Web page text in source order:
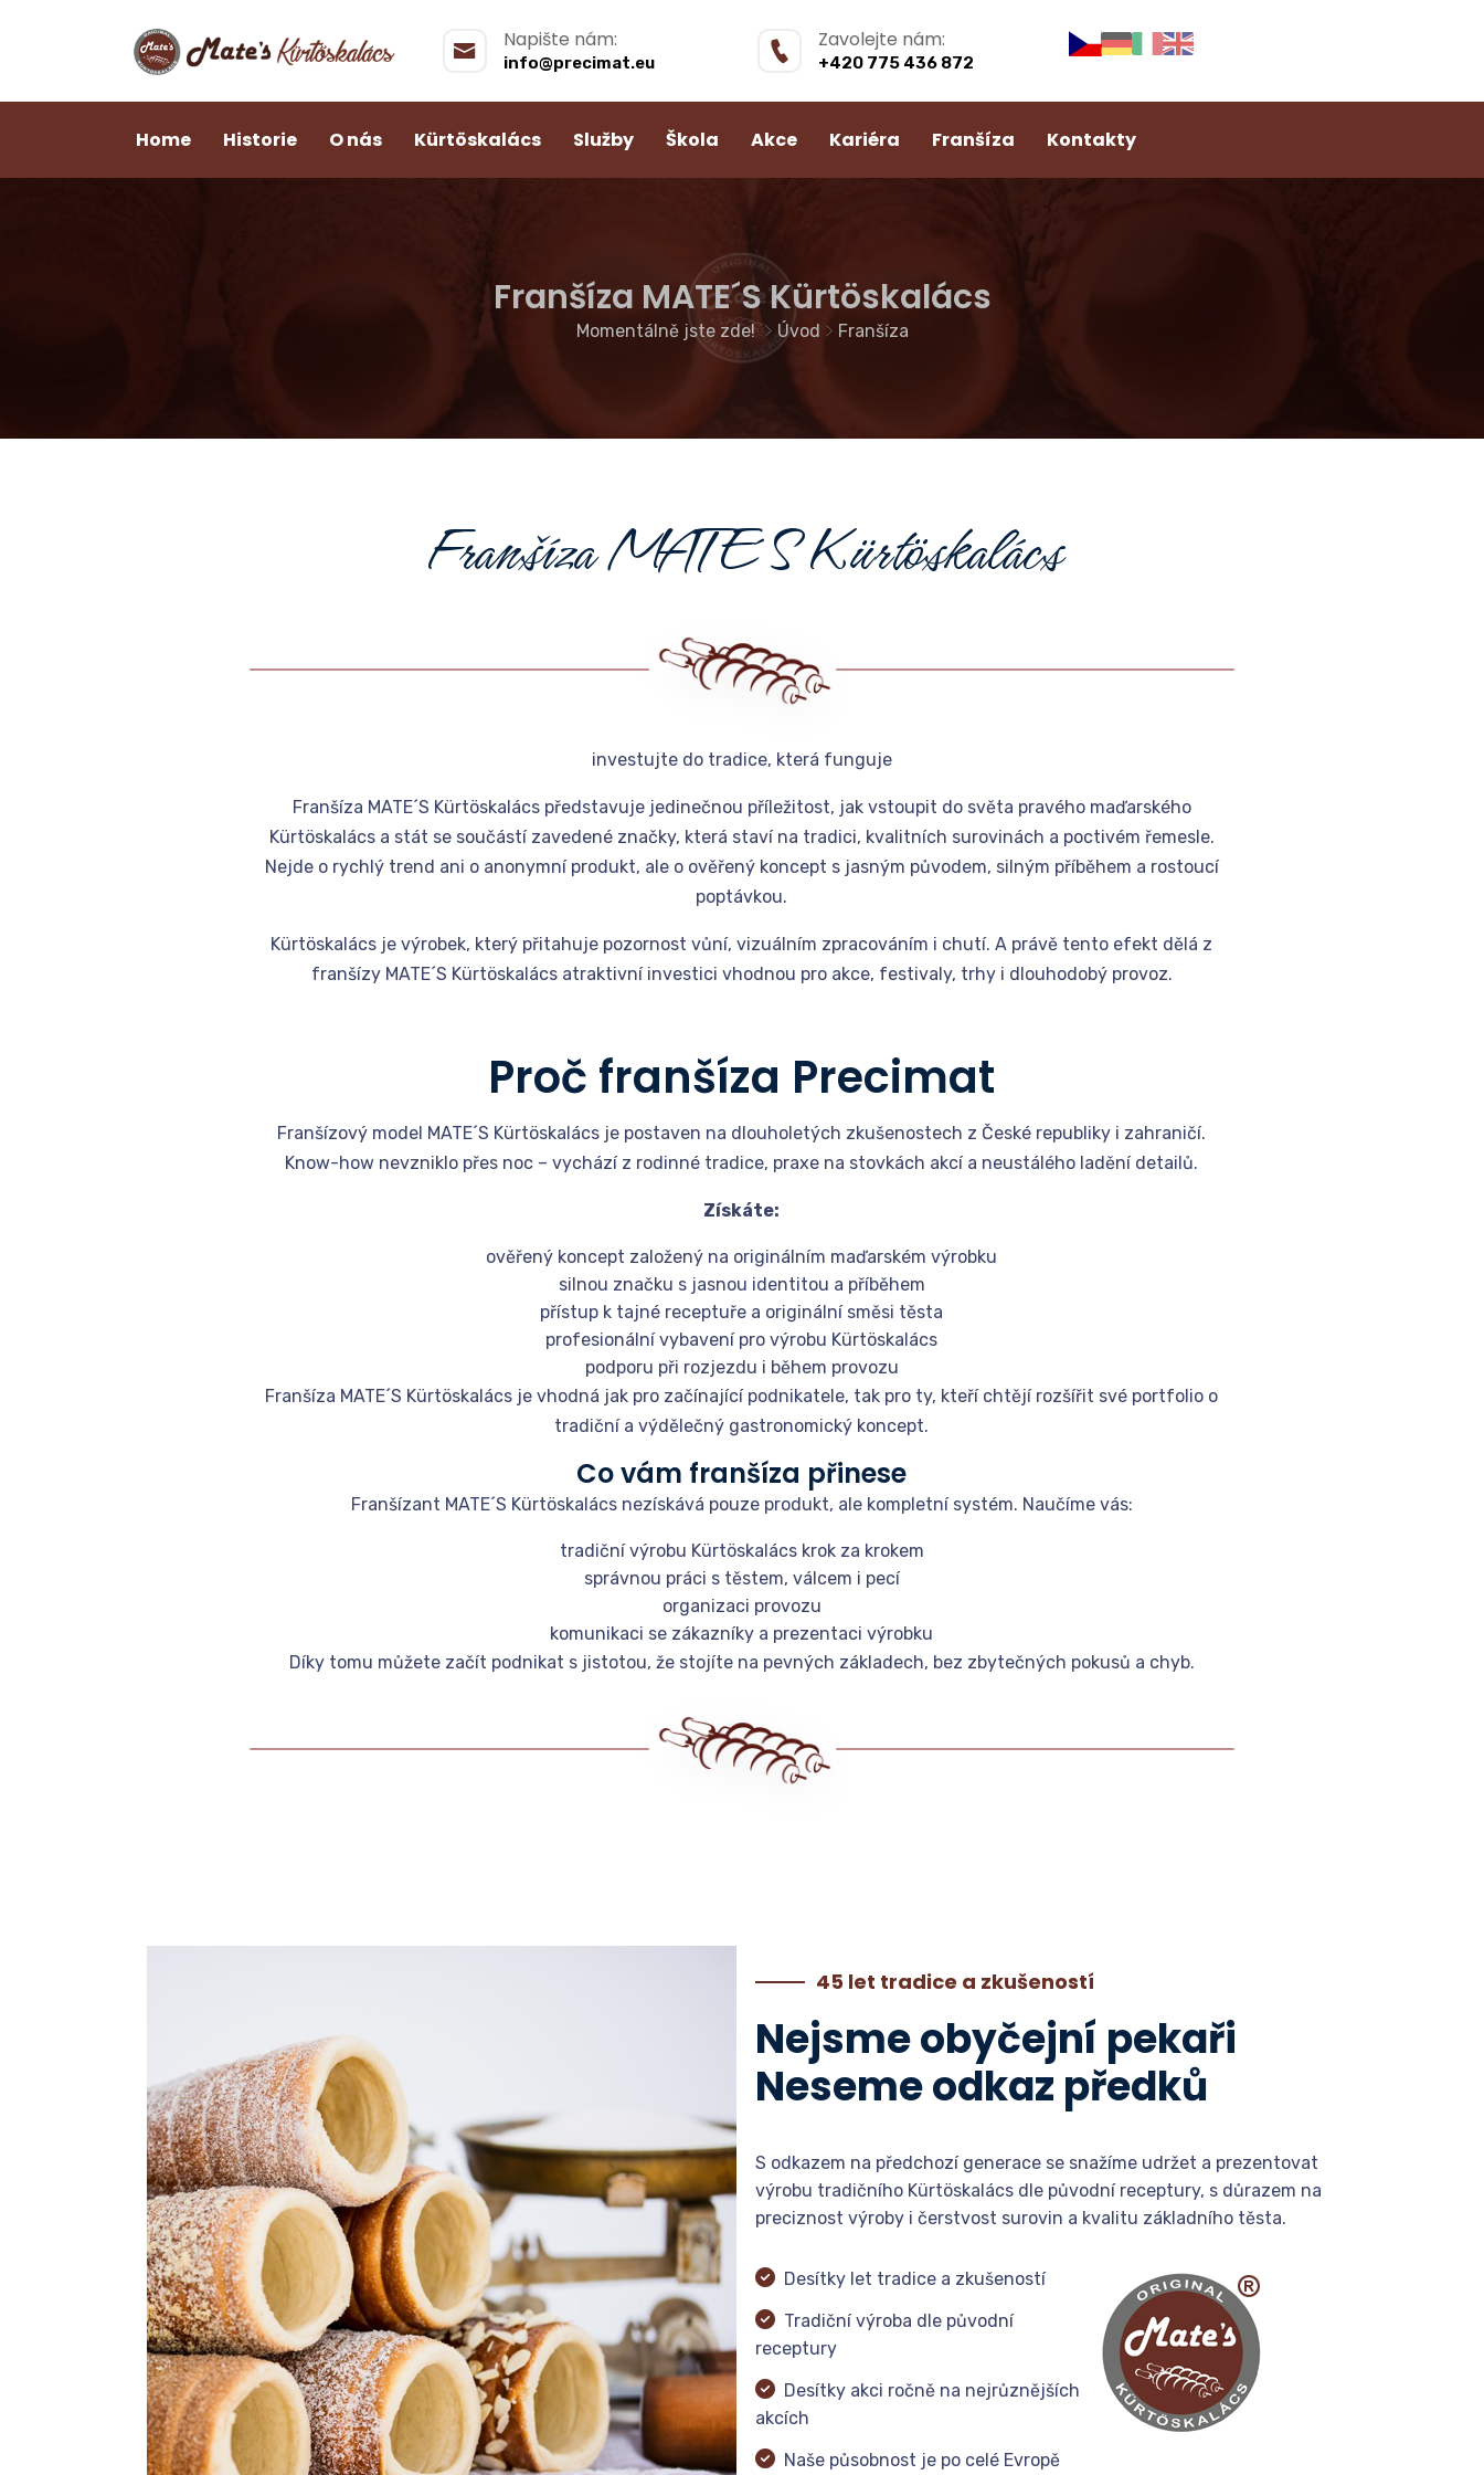
Napište nám:
info@precimat.eu
Zavolejte nám:
+420 775 436 872
Home Historie O nás Kürtöskalács Služby Škola Akce Kariéra Franšíza Kontakty
Franšíza MATE´S Kürtöskalács
Momentálně jste zde! Úvod Franšíza
FranšízaMATE´SKürtöskalács
investujte do tradice, která funguje
Franšíza MATE´S Kürtöskalács představuje jedinečnou příležitost, jak vstoupit do světa pravého maďarského
Kürtöskalács a stát se součástí zavedené značky, která staví na tradici, kvalitních surovinách a poctivém řemesle.
Nejde o rychlý trend ani o anonymní produkt, ale o ověřený koncept s jasným původem, silným příběhem a rostoucí
poptávkou.
Kürtöskalács je výrobek, který přitahuje pozornost vůní, vizuálním zpracováním i chutí. A právě tento efekt dělá z
franšízy MATE´S Kürtöskalács atraktivní investici vhodnou pro akce, festivaly, trhy i dlouhodobý provoz.
Proč franšíza Precimat
Franšízový model MATE´S Kürtöskalács je postaven na dlouholetých zkušenostech z České republiky i zahraničí.
Know-how nevzniklo přes noc – vychází z rodinné tradice, praxe na stovkách akcí a neustálého ladění detailů.
Získáte:
ověřený koncept založený na originálním maďarském výrobku
silnou značku s jasnou identitou a příběhem
přístup k tajné receptuře a originální směsi těsta
profesionální vybavení pro výrobu Kürtöskalács
podporu při rozjezdu i během provozu
Franšíza MATE´S Kürtöskalács je vhodná jak pro začínající podnikatele, tak pro ty, kteří chtějí rozšířit své portfolio o
tradiční a výdělečný gastronomický koncept.
Co vám franšíza přinese
Franšízant MATE´S Kürtöskalács nezískává pouze produkt, ale kompletní systém. Naučíme vás:
tradiční výrobu Kürtöskalács krok za krokem
správnou práci s těstem, válcem i pecí
organizaci provozu
komunikaci se zákazníky a prezentaci výrobku
Díky tomu můžete začít podnikat s jistotou, že stojíte na pevných základech, bez zbytečných pokusů a chyb.
45 let tradice a zkušeností
Nejsme obyčejní pekaři
Neseme odkaz předků
S odkazem na předchozí generace se snažíme udržet a prezentovat
výrobu tradičního Kürtöskalács dle původní receptury, s důrazem na
preciznost výroby i čerstvost surovin a kvalitu základního těsta.
Desítky let tradice a zkušeností
Tradiční výroba dle původní
receptury
Desítky akci ročně na nejrůznějších
akcích
Naše působnost je po celé Evropě